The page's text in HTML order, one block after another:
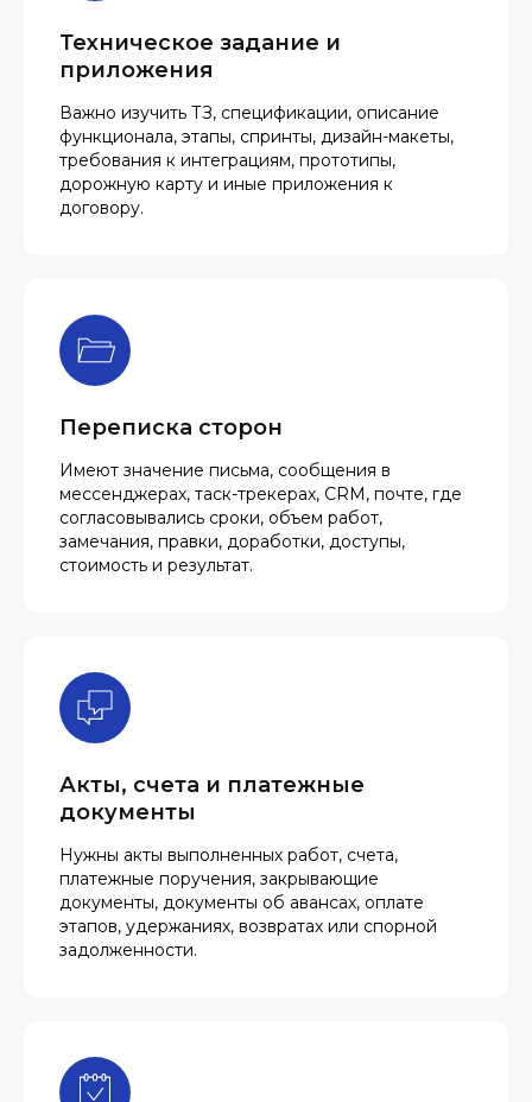
Техническое задание и
приложения
Важно изучить ТЗ, спецификации, описание
функционала, этапы, спринты, дизайн-макеты,
требования к интеграциям, прототипы,
дорожную карту и иные приложения к
договору.
Переписка сторон
Имеют значение письма, сообщения в
мессенджерах, таск-трекерах, CRM, почте, где
согласовывались сроки, объем работ,
замечания, правки, доработки, доступы,
стоимость и результат.
Акты, счета и платежные
документы
Нужны акты выполненных работ, счета,
платежные поручения, закрывающие
документы, документы об авансах, оплате
этапов, удержаниях, возвратах или спорной
задолженности.